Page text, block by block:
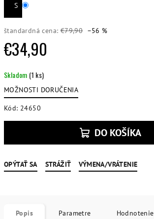
S
štandardná cena: €79,90 –56 %
€34,90
cena:
Skladom (1 ks)
MOŽNOSTI DORUČENIA
Kód: 24650
DO KOŠÍKA
OPÝTAŤ SA STRÁŽIŤ VÝMENA/VRÁTENIE
Popis Parametre Hodnotenie